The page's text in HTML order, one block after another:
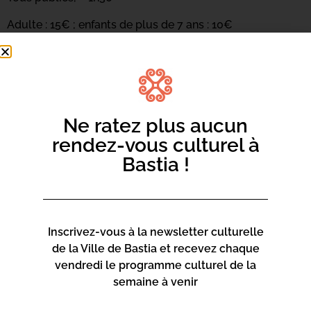
Adulte : 15€ ; enfants de plus de 7 ans : 10€
INSCRIPTION OBLIGATOIRE : 06 11 13 26 47 /
Le jeu continue sur instagram (isles.co) et facebook
Ne ratez plus aucun
rendez-vous culturel à
Bastia !
Inscrivez-vous à la newsletter culturelle
de la Ville de Bastia et recevez chaque
vendredi le programme culturel de la
semaine à venir